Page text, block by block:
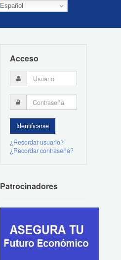
Español
Acceso
¿Recordar usuario?
¿Recordar contraseña?
Patrocinadores